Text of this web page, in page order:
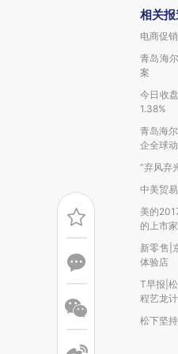
相关
电商促
青岛海
案
今日收
1.38%
青岛海
企全球
“弃风弃
中美贸
美的
的上市
新零售|
体验店
T早报|
程艺龙
松下坚